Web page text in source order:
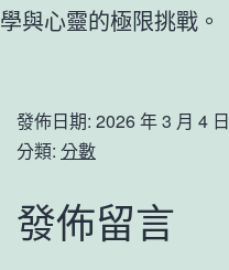
學與心靈的極限挑戰。
發佈日期: 2026 年 3 月 4 日
分類: 分數
發佈留言